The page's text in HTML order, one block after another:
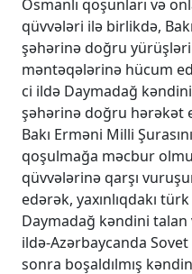
Osmanlı qoşunları və
qüvvələri ilə birlikdə,
şəhərinə doğru yürüşləri
məntəqələrinə hücum
ci ildə Daymadağ
şəhərinə doğru hərəkət
Bakı Erməni Milli
qoşulmağa məcbur
qüvvələrinə qarşı
edərək, yaxınlıqdakı
Daymadağ kəndini talan
ildə-Azərbaycanda
sonra boşaldılmış